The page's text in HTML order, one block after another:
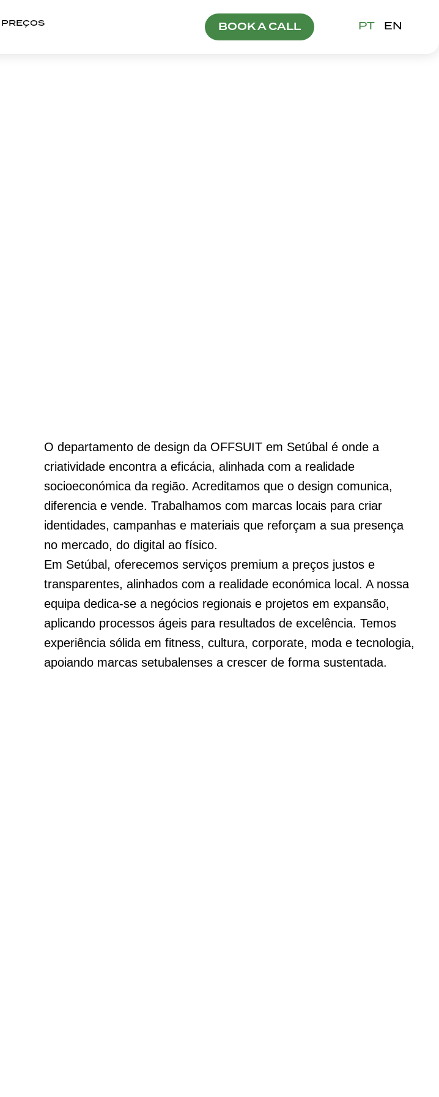
PREÇOS BOOK A CALL PT EN
O departamento de design da OFFSUIT em Setúbal é onde a
criatividade encontra a eficácia, alinhada com a realidade
socioeconómica da região. Acreditamos que o design comunica,
diferencia e vende. Trabalhamos com marcas locais para criar
identidades, campanhas e materiais que reforçam a sua presença
no mercado, do digital ao físico.
Em Setúbal, oferecemos serviços premium a preços justos e
transparentes, alinhados com a realidade económica local. A nossa
equipa dedica‑se a negócios regionais e projetos em expansão,
aplicando processos ágeis para resultados de excelência. Temos
experiência sólida em fitness, cultura, corporate, moda e tecnologia,
apoiando marcas setubalenses a crescer de forma sustentada.